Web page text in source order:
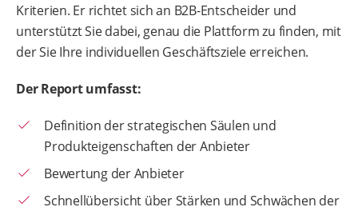
Kriterien. Er richtet sich an B2B-Entscheider und
unterstützt Sie dabei, genau die Plattform zu finden, mit
der Sie Ihre individuellen Geschäftsziele erreichen.
Der Report umfasst:
Definition der strategischen Säulen und
Produkteigenschaften der Anbieter
Bewertung der Anbieter
Schnellübersicht über Stärken und Schwächen der